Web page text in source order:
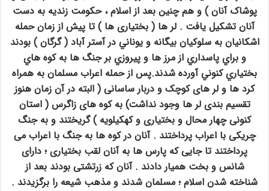
پوشاک آنان ) و هم چنین بعد از اسلام ، حکومت زندیه به دست
آنان تشکیل یافت . لر ها ( بختیاری ها ) تا پيش از زمان حمله
اشكانيان به سلوكيان بيگانه و يوناني در آستر آباد ( گرگان ) بودند
و براي پاسداري از مرز ها و پيروزي بر جنگ ها به كوه هاي
بختياري كنوني آورده شدند.پس از حمله اعراب مسلمان به همراه
کرد ها و لر های کوچک و دربار ساسانی ( البته در آن زمان هنوز
تقسیم بندی لر ها وجود نداشت) به کوه های زاگرس ( استان
کنونی چهار محال و بختیاری و کهکیلویه ) گریختند و به جنگ
چریکی با اعراب پرداختند . آنان در کوه ها به جنگ با اعراب می
پرداختند تا جایی که پارس ها به آنان لقب بختیاری ؛ دارای
شانس و بخت همیار دادند . آنان که زرتشتی بودند بعد از
شناخته شدن اسلام ؛ مسلمان شدند و مذهب شیعه را برگزیدند .